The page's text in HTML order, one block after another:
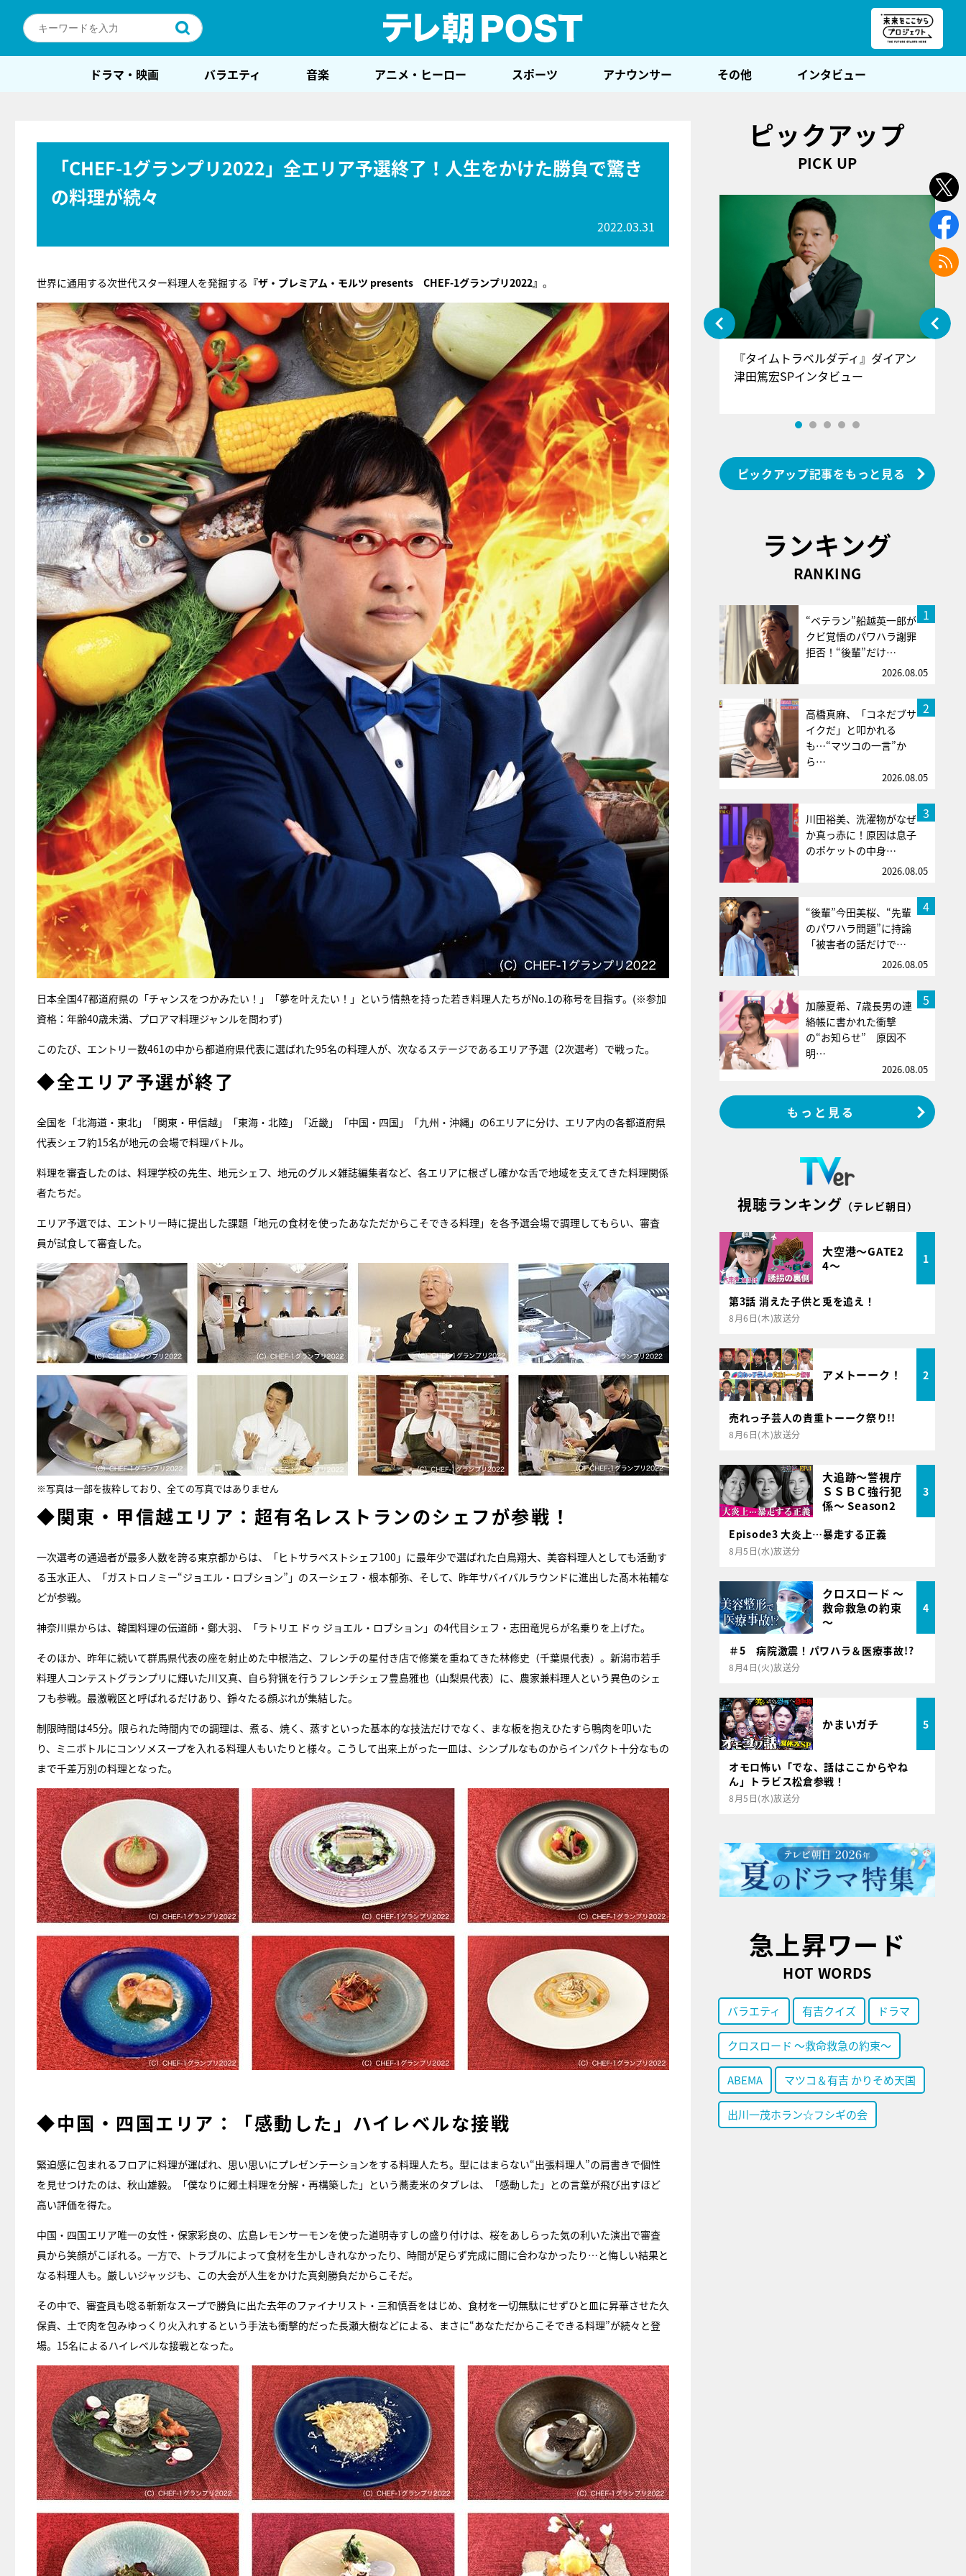
ドラマ・映画 バラエティ 音楽 アニメ・ヒーロー スポーツ アナウンサー その他 インタビュー
「CHEF-1グランプリ2022」全エリア予選終了！人生をかけた勝負で驚き
の料理が続々
2022.03.31
世界に通用する次世代スター料理人を発掘する 『ザ・プレミアム・モルツ presents CHEF-1グランプリ2022』 。
日本全国47都道府県の「チャンスをつかみたい！」「夢を叶えたい！」という情熱を持った若き料理人たちがNo.1の称号を目指す。(※参加
資格：年齢40歳未満、プロアマ料理ジャンルを問わず)
このたび、エントリー数461の中から都道府県代表に選ばれた95名の料理人が、次なるステージであるエリア予選（2次選考）で戦った。
◆全エリア予選が終了
全国を「北海道・東北」「関東・甲信越」「東海・北陸」「近畿」「中国・四国」「九州・沖縄」の6エリアに分け、エリア内の各都道府県
代表シェフ約15名が地元の会場で料理バトル。
料理を審査したのは、料理学校の先生、地元シェフ、地元のグルメ雑誌編集者など、各エリアに根ざし確かな舌で地域を支えてきた料理関係
者たちだ。
エリア予選では、エントリー時に提出した課題「地元の食材を使ったあなただからこそできる料理」を各予選会場で調理してもらい、審査
員が試食して審査した。
※写真は一部を抜粋しており、全ての写真ではありません
◆関東・甲信越エリア：超有名レストランのシェフが参戦！
一次選考の通過者が最多人数を誇る東京都からは、「ヒトサラベストシェフ100」に最年少で選ばれた白鳥翔大、美容料理人としても活動す
る玉水正人、「ガストロノミー“ジョエル・ロブション”」のスーシェフ・根本郁弥、そして、昨年サバイバルラウンドに進出した髙木祐輔な
どが参戦。
神奈川県からは、韓国料理の伝道師・鄭大羽、「ラトリエ ドゥ ジョエル・ロブション」の4代目シェフ・志田竜児らが名乗りを上げた。
そのほか、昨年に続いて群馬県代表の座を射止めた中根浩之、フレンチの星付き店で修業を重ねてきた林修史（千葉県代表）。新潟市若手
料理人コンテストグランプリに輝いた川又真、自ら狩猟を行うフレンチシェフ豊島雅也（山梨県代表）に、農家兼料理人という異色のシェ
フも参戦。最激戦区と呼ばれるだけあり、錚々たる顔ぶれが集結した。
制限時間は45分。限られた時間内での調理は、煮る、焼く、蒸すといった基本的な技法だけでなく、まな板を抱えひたすら鴨肉を叩いた
り、ミニボトルにコンソメスープを入れる料理人もいたりと様々。こうして出来上がった一皿は、シンプルなものからインパクト十分なもの
まで千差万別の料理となった。
◆中国・四国エリア：「感動した」ハイレベルな接戦
緊迫感に包まれるフロアに料理が運ばれ、思い思いにプレゼンテーションをする料理人たち。型にはまらない“出張料理人”の肩書きで個性
を見せつけたのは、秋山雄毅。「僕なりに郷土料理を分解・再構築した」という蕎麦米のタブレは、「感動した」との言葉が飛び出すほど
高い評価を得た。
中国・四国エリア唯一の女性・保家彩良の、広島レモンサーモンを使った道明寺すしの盛り付けは、桜をあしらった気の利いた演出で審査
員から笑顔がこぼれる。一方で、トラブルによって食材を生かしきれなかったり、時間が足らず完成に間に合わなかったり…と悔しい結果と
なる料理人も。厳しいジャッジも、この大会が人生をかけた真剣勝負だからこそだ。
その中で、審査員も唸る斬新なスープで勝負に出た去年のファイナリスト・三和慎吾をはじめ、食材を一切無駄にせずひと皿に昇華させた久
保貴、土で肉を包みゆっくり火入れするという手法も衝撃的だった長瀬大樹などによる、まさに“あなただからこそできる料理”が続々と登
場。15名によるハイレベルな接戦となった。
ピックアップ
PICK UP
『アイ＝ラブ！げーみんぐ』＝LOV
E齋藤樹愛羅＆佐々木舞香SPインタ
ビュー
『タイムトラベルダディ』ダイアン
津田篤宏SPインタビュー
ピックアップ記事をもっと見る
ランキング
RANKING
1
“ベテラン”船越英一郎が
クビ覚悟のパワハラ謝罪
拒否！“後輩”だけ…
2026.08.05
2
高橋真麻、「コネだブサ
イクだ」と叩かれる
も…“マツコの一言”か
ら…
2026.08.05
3
川田裕美、洗濯物がなぜ
か真っ赤に！原因は息子
のポケットの中身…
2026.08.05
4
“後輩”今田美桜、“先輩
のパワハラ問題”に持論
「被害者の話だけで…
2026.08.05
5
加藤夏希、7歳長男の連
絡帳に書かれた衝撃
の“お知らせ” 原因不
明…
2026.08.05
もっと見る
視聴ランキング （テレビ朝日）
大空港～GATE2
4～
1
第3話 消えた子供と兎を追え！
8月6日(木)放送分
アメトーーク！ 2
売れっ子芸人の貴重トーーク祭り!!
8月6日(木)放送分
大追跡～警視庁
ＳＳＢＣ強行犯
係～ Season2
3
Episode3 大炎上…暴走する正義
8月5日(水)放送分
クロスロード ～
救命救急の約束
～
4
＃5 病院激震！パワハラ＆医療事故!?
8月4日(火)放送分
かまいガチ 5
オモロ怖い「でな、話はここからやね
ん」トラビス松倉参戦！
8月5日(水)放送分
急上昇ワード
HOT WORDS
バラエティ 有吉クイズ ドラマ
クロスロード ～救命救急の約束～
ABEMA マツコ＆有吉 かりそめ天国
出川一茂ホラン☆フシギの会